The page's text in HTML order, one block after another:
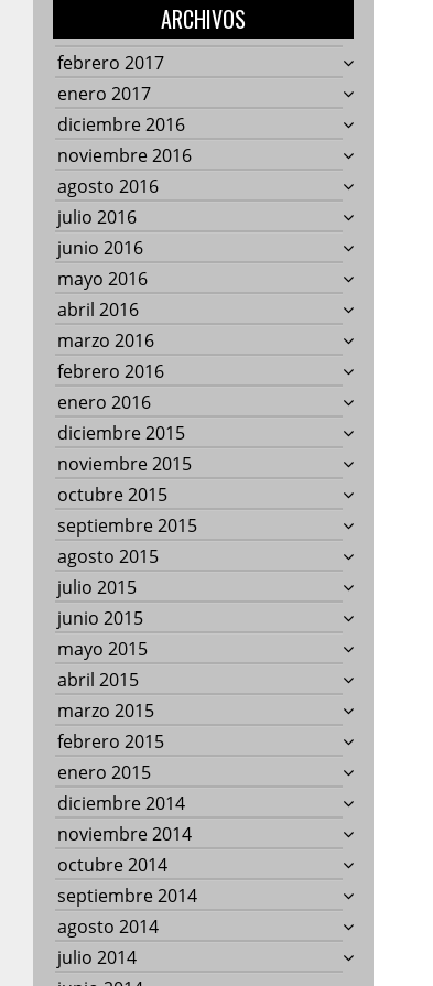
ARCHIVOS
febrero 2017
enero 2017
diciembre 2016
noviembre 2016
agosto 2016
julio 2016
junio 2016
mayo 2016
abril 2016
marzo 2016
febrero 2016
enero 2016
diciembre 2015
noviembre 2015
octubre 2015
septiembre 2015
agosto 2015
julio 2015
junio 2015
mayo 2015
abril 2015
marzo 2015
febrero 2015
enero 2015
diciembre 2014
noviembre 2014
octubre 2014
septiembre 2014
agosto 2014
julio 2014